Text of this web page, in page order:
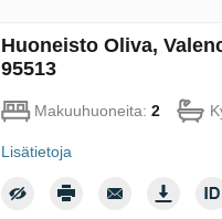
Huoneisto Oliva,
95513
Makuuhuoneita: 2
Lisätietoja